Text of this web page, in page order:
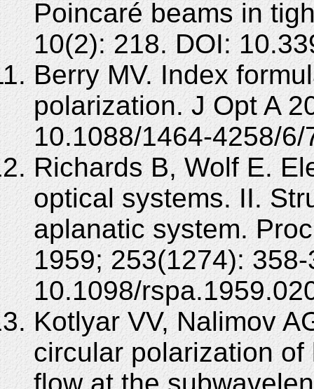
Poincaré beams in
10(2): 218. DOI:
Berry MV. Index
polarization. J Opt A
10.1088/1464-4258/6/
Richards B, Wolf E.
optical systems. II.
aplanatic system.
1959; 253(1274):
10.1098/
Kotlyar VV, Nalimov
circular polarization